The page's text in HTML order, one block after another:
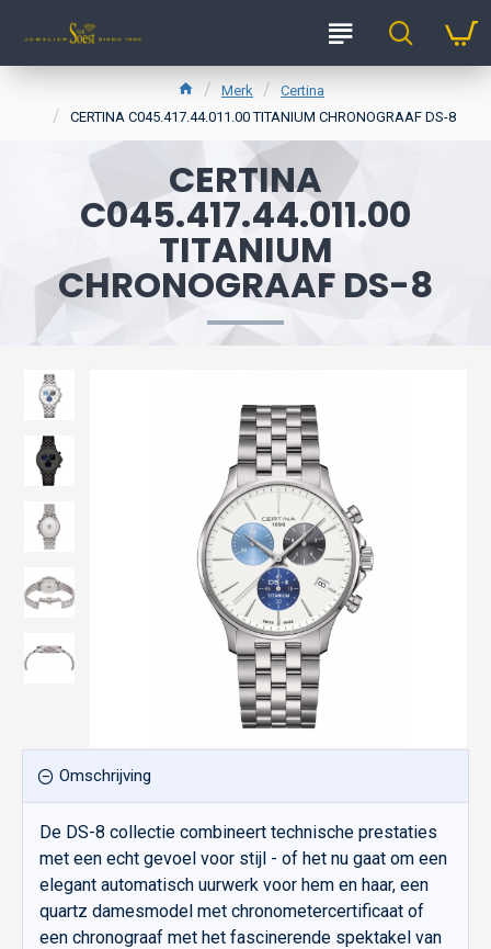
Merk
Certina
CERTINA C045.417.44.011.00 TITANIUM CHRONOGRAAF DS-8
CERTINA
C045.417.44.011.00
TITANIUM
CHRONOGRAAF DS-8
Omschrijving
De DS-8 collectie combineert technische prestaties
met een echt gevoel voor stijl - of het nu gaat om een
elegant automatisch uurwerk voor hem en haar, een
quartz damesmodel met chronometercertificaat of
een chronograaf met het fascinerende spektakel van